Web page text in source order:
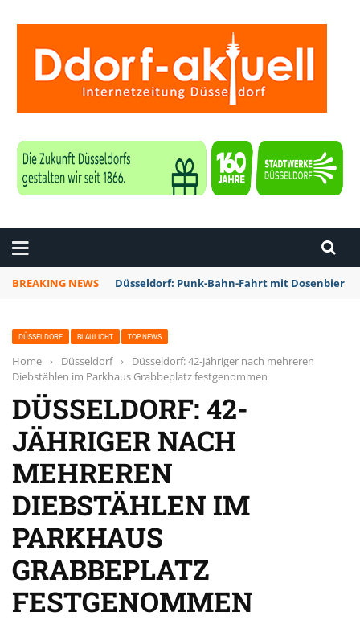
BREAKING NEWS Düsseldorf: Punk-Bahn-Fahrt mit Dosenbier
DÜSSELDORF BLAULICHT TOP NEWS
Home › Düsseldorf ›
Düsseldorf: 42-Jähriger nach mehreren
Diebstählen im Parkhaus Grabbeplatz festgenommen
DÜSSELDORF: 42-
JÄHRIGER NACH
MEHREREN
DIEBSTÄHLEN IM
PARKHAUS
GRABBEPLATZ
FESTGENOMMEN